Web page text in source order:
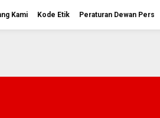
Kami Kode Etik Peraturan Dewan Pers